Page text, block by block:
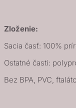
Zloženie:
Sacia časť: 100%
Ostatné časti:
Bez BPA, PVC,